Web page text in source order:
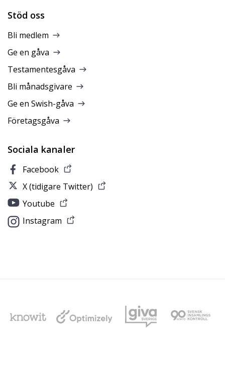
Stöd oss
Bli medlem
Ge en gåva
Testamentesgåva
Bli månadsgivare
Ge en Swish-gåva
Företagsgåva
Sociala kanaler
Facebook
X (tidigare Twitter)
Youtube
Instagram